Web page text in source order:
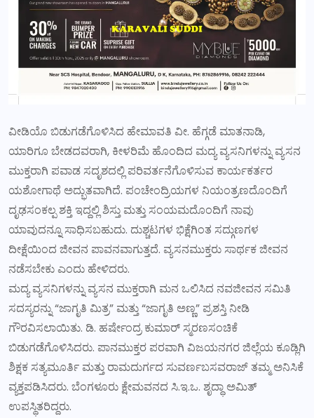
ವೀಡಿಯೊ ಬಿಡುಗಡೆಗೊಳಿಸಿದ ಹೇಮಾವತಿ ವೀ. ಹೆಗ್ಗಡೆ ಮಾತನಾಡಿ,
ಯಾರಿಗೂ ಬೇಡದವರಾಗಿ, ಕೀಳರಿಮೆ ಹೊಂದಿದ ಮದ್ಯ ವ್ಯಸನಿಗಳನ್ನು ವ್ಯಸನ
ಮುಕ್ತರಾಗಿ ಪವಾಡ ಸದೃಶದಲ್ಲಿ ಪರಿವರ್ತನೆಗೊಳಿಸುವ ಕಾರ್ಯಕರ್ತರ
ಯಶೋಗಾಥೆ ಅದ್ಭುತವಾಗಿದೆ. ಪಂಚೇಂದ್ರಿಯಗಳ ನಿಯಂತ್ರಣದೊಂದಿಗೆ
ದೃಢಸಂಕಲ್ಪ ಶಕ್ತಿ ಇದ್ದಲ್ಲಿ ಶಿಸ್ತು ಮತ್ತು ಸಂಯಮದೊಂದಿಗೆ ನಾವು
ಯಾವುದನ್ನೂ ಸಾಧಿಸಬಹುದು. ದುಶ್ಚಟಗಳ ಭಿಕ್ಷೆಗಿಂತ ಸದ್ಗುಣಗಳ
ದೀಕ್ಷೆಯಿಂದ ಜೀವನ ಪಾವನವಾಗುತ್ತದೆ. ವ್ಯಸನಮುಕ್ತರು ಸಾರ್ಥಕ ಜೀವನ
ನಡೆಸಬೇಕು ಎಂದು ಹೇಳಿದರು.
ಮದ್ಯ ವ್ಯಸನಿಗಳನ್ನು ವ್ಯಸನ ಮುಕ್ತರಾಗಿ ಮನ ಒಲಿಸಿದ ನವಜೀವನ ಸಮಿತಿ
ಸದಸ್ಯರನ್ನು “ಜಾಗೃತಿ ಮಿತ್ರ” ಮತ್ತು “ಜಾಗೃತಿ ಅಣ್ಣ” ಪ್ರಶಸ್ತಿ ನೀಡಿ
ಗೌರವಿಸಲಾಯಿತು. ಡಿ. ಹರ್ಷೇಂದ್ರ ಕುಮಾರ್ ಸ್ಮರಣಸಂಚಿಕೆ
ಬಿಡುಗಡೆಗೊಳಿಸಿದರು. ಪಾನಮುಕ್ತರ ಪರವಾಗಿ ವಿಜಯನಗರ ಜಿಲ್ಲೆಯ ಕೂಡ್ಲಿಗಿ
ಶಿಕ್ಷಕ ಸತ್ಯಮೂರ್ತಿ ಮತ್ತು ರಾಮದುರ್ಗದ ಸುವರ್ಣಬಸವರಾಜ್ ತಮ್ಮ ಅನಿಸಿಕೆ
ವ್ಯಕ್ತಪಡಿಸಿದರು. ಬೆಂಗಳೂರು ಕ್ಷೇಮವನದ ಸಿ.ಇ.ಒ. ಶೃದ್ಧಾ ಅಮಿತ್
ಉಪಸ್ಥಿತರಿದ್ದರು.